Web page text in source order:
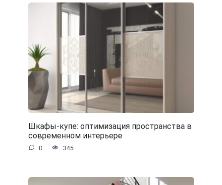
Шкафы-купе: оптимизация пространства в
современном интерьере
0 345